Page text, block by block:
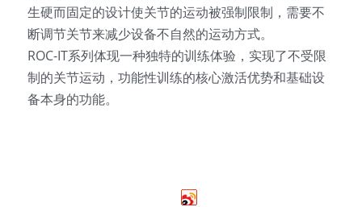
生硬而固定的设计使关节的运动被强制限制，需要不
断调节关节来减少设备不自然的运动方式。
ROC-IT系列体现一种独特的训练体验，实现了不受限
制的关节运动，功能性训练的核心激活优势和基础设
备本身的功能。